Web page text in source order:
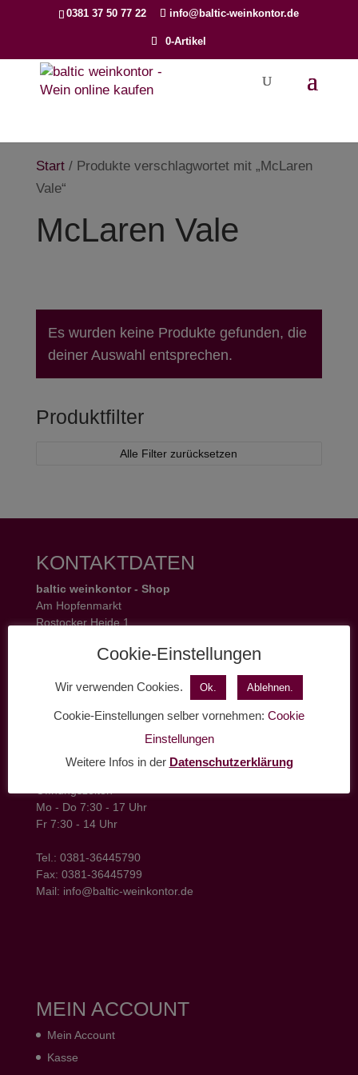
0381 37 50 77 22 info@baltic-weinkontor.de
0-Artikel
search
Start/ Produkte verschlagwortet mit „McLaren
Vale“
McLaren Vale
Es wurden keine Produkte gefunden, die
deiner Auswahl entsprechen.
Produktfilter
Alle Filter zurücksetzen
KONTAKTDATEN
baltic weinkontor - Shop
Am Hopfenmarkt
Rostocker Heide 1
Tel.: 0381 37 50 77 22
Mo - Fr 11 - 19 Uhr
baltic weinkontor - Lager
Hansestrasse 6
Mo - Do 7:30 - 17 Uhr
Fr 7:30 - 14 Uhr
Tel.: 0381-36445790
Fax: 0381-36445799
Mail: info@baltic-weinkontor.de
MEIN ACCOUNT
Mein Account
Kasse
Cookie-Einstellungen
Wir verwenden Cookies. Ok. Ablehnen.
Cookie-Einstellungen selber vornehmen: Cookie
Einstellungen
Weitere Infos in der Datenschutzerklärung